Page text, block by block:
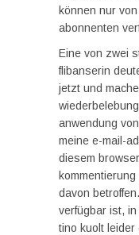
können nur
abonnenten
Eine von zwei
flibanserin
jetzt und
anwendung
meine e-mail-
diesem
davon
verfügbar ist,
tino kuolt leider